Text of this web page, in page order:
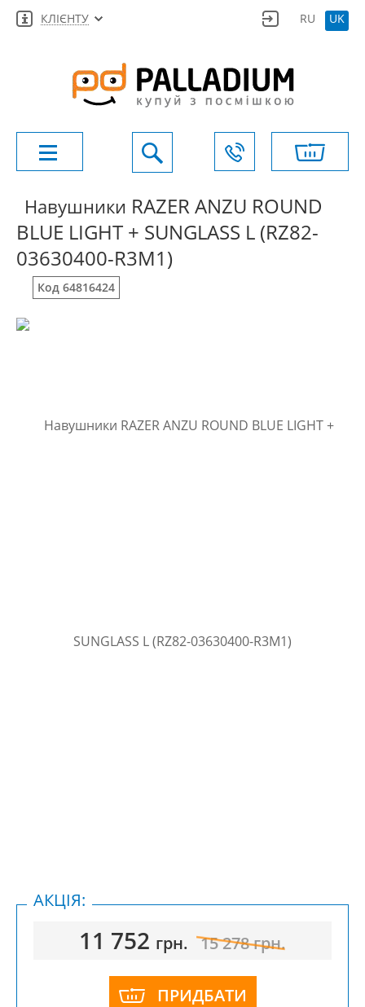
КЛІЄНТУ RU UK
Навушники RAZER ANZU ROUND
BLUE LIGHT + SUNGLASS L (RZ82-
03630400-R3M1)
Код 64816424
11 752 грн. 15 278грн.
ПРИДБАТИ
АКЦІЯ: